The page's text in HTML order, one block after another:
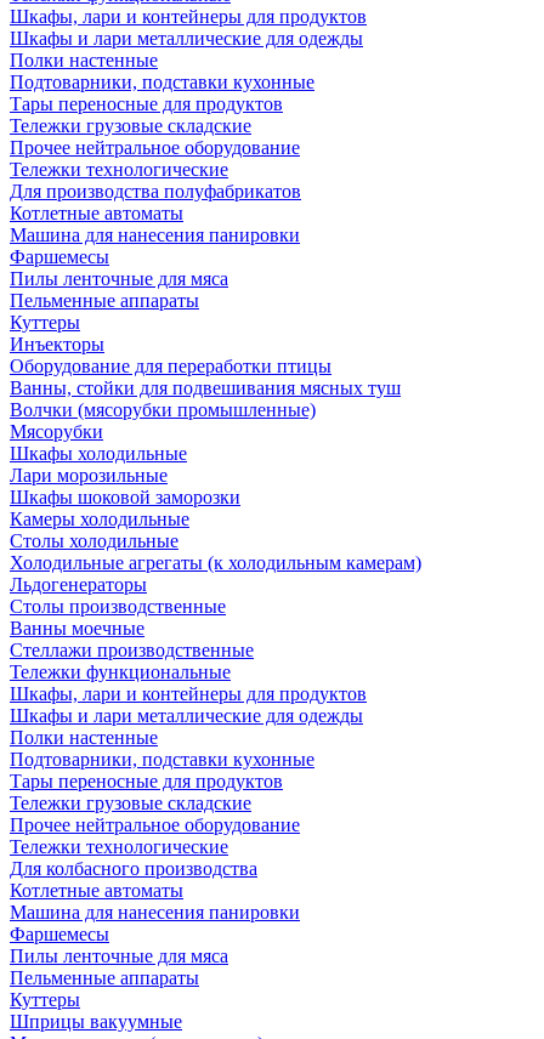
Шкафы, лари и контейнеры для продуктов
Шкафы и лари металлические для одежды
Полки настенные
Подтоварники, подставки кухонные
Тары переносные для продуктов
Тележки грузовые складские
Прочее нейтральное оборудование
Тележки технологические
Для производства полуфабрикатов
Котлетные автоматы
Машина для нанесения панировки
Фаршемесы
Пилы ленточные для мяса
Пельменные аппараты
Куттеры
Инъекторы
Оборудование для переработки птицы
Ванны, стойки для подвешивания мясных туш
Волчки (мясорубки промышленные)
Мясорубки
Шкафы холодильные
Лари морозильные
Шкафы шоковой заморозки
Камеры холодильные
Столы холодильные
Холодильные агрегаты (к холодильным камерам)
Льдогенераторы
Столы производственные
Ванны моечные
Стеллажи производственные
Тележки функциональные
Шкафы, лари и контейнеры для продуктов
Шкафы и лари металлические для одежды
Полки настенные
Подтоварники, подставки кухонные
Тары переносные для продуктов
Тележки грузовые складские
Прочее нейтральное оборудование
Тележки технологические
Для колбасного производства
Котлетные автоматы
Машина для нанесения панировки
Фаршемесы
Пилы ленточные для мяса
Пельменные аппараты
Куттеры
Шприцы вакуумные